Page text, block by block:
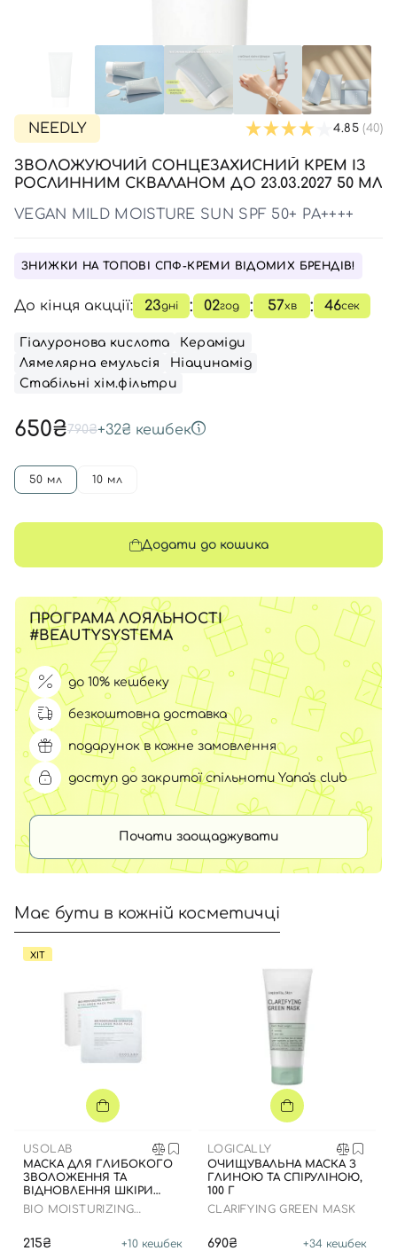
Карбоксітерапія
Бʼюті гаджети
Автозасмага
Шия і декольте
Для чоловіків
Для дітей
Для чоловіків
Засоби для інтимної гігієни
Автозасмага для тіла
NEEDLY 4.85(40)
ЗВОЛОЖУЮЧИЙ СОНЦЕЗАХИСНИЙ КРЕМ ІЗ
РОСЛИННИМ СКВАЛАНОМ ДО 23.03.2027 50 МЛ
VEGAN MILD MOISTURE SUN SPF 50+ PA++++
ЗНИЖКИ НА ТОПОВІ СПФ-КРЕМИ ВІДОМИХ БРЕНДІВ!
До кінця акцції: 23дні : 02год : 57хв : 46сек
Гіалуронова кислота
Кераміди
Лямелярна емульсія
Ніацинамід
Стабільні хім.фільтри
650₴790₴+32₴ кешбек
50 мл 10 мл
Додати до кошика
ПРОГРАМА ЛОЯЛЬНОСТІ
#BEAUTYSYSTEMA
до 10% кешбеку
безкоштовна доставка
подарунок в кожне замовлення
доступ до закритої спільноти Yana's club
Почати заощаджувати
Має бути в кожній косметичці
ХІТ
USOLAB
МАСКА ДЛЯ ГЛИБОКОГО
ЗВОЛОЖЕННЯ ТА
ВІДНОВЛЕННЯ ШКІРИ
ОБЛИЧЧЯ З
BIO MOISTURIZING
215₴ +10 кешбек
LOGICALLY
ОЧИЩУВАЛЬНА МАСКА З
ГЛИНОЮ ТА СПІРУЛІНОЮ,
100 Г
CLARIFYING GREEN MASK
690₴ +34 кешбек